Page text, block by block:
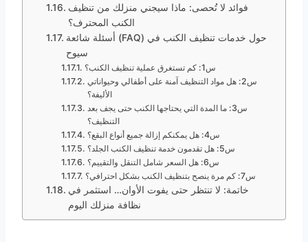
فوائد لا تُحصى: ماذا سيجني منزلك من تنظيف
الكنب المحترف؟
أسئلة شائعة (FAQ) حول خدمات تنظيف الكنب في
سيوح
س1: كم تستغرق عملية تنظيف الكنب؟
س2: هل مواد التنظيف آمنة على أطفالي وحيواناتي
الأليفة؟
س3: ما المدة التي يحتاجها الكنب حتى يجف بعد
التنظيف؟
س4: هل يمكنكم إزالة جميع أنواع البقع؟
س5: هل تقدمون خدمة تنظيف الكنب الجلد؟
س6: هل السعر شامل التنقل والتقييم؟
س7: كم مرة ينصح بتنظيف الكنب بشكل احترافي؟
خاتمة: لا تنتظر حتى يفوت الأوان… استثمر في
نظافة منزلك اليوم